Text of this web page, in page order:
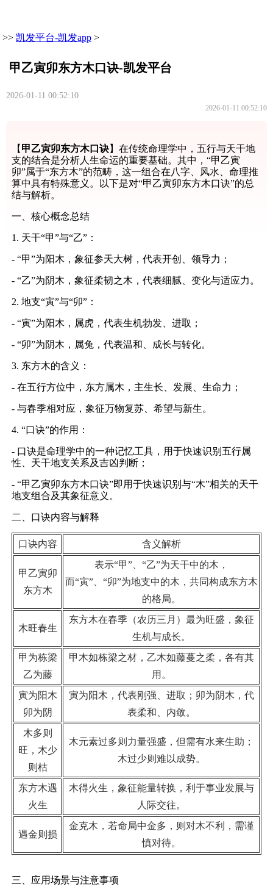
>> 凯发平台-凯发app >
甲乙寅卯东方木口诀-凯发平台
2026-01-11 00:52:10
2026-01-11 00:52:10
【 甲乙寅卯东方木口诀】在传统命理学中，五行与天干地
支的结合是分析人生命运的重要基础。其中，“甲乙寅
卯”属于“东方木”的范畴，这一组合在八字、风水、命理推
算中具有特殊意义。以下是对“甲乙寅卯东方木口诀”的总
结与解析。
一、核心概念总结
1. 天干“甲”与“乙”：
- “甲”为阳木，象征参天大树，代表开创、领导力；
- “乙”为阴木，象征柔韧之木，代表细腻、变化与适应力。
2. 地支“寅”与“卯”：
- “寅”为阳木，属虎，代表生机勃发、进取；
- “卯”为阴木，属兔，代表温和、成长与转化。
3. 东方木的含义：
- 在五行方位中，东方属木，主生长、发展、生命力；
- 与春季相对应，象征万物复苏、希望与新生。
4. “口诀”的作用：
- 口诀是命理学中的一种记忆工具，用于快速识别五行属
性、天干地支关系及吉凶判断；
- “甲乙寅卯东方木口诀”即用于快速识别与“木”相关的天干
地支组合及其象征意义。
二、口诀内容与解释
口诀内容 含义解析
甲乙寅卯
东方木
表示“甲”、“乙”为天干中的木，
而“寅”、“卯”为地支中的木，共同构成东方木
的格局。
木旺春生
东方木在春季（农历三月）最为旺盛，象征
生机与成长。
甲为栋梁
乙为藤
甲木如栋梁之材，乙木如藤蔓之柔，各有其
用。
寅为阳木
卯为阴
寅为阳木，代表刚强、进取；卯为阴木，代
表柔和、内敛。
木多则
旺，木少
则枯
木元素过多则力量强盛，但需有水来生助；
木过少则难以成势。
东方木遇
火生
木得火生，象征能量转换，利于事业发展与
人际交往。
遇金则损
金克木，若命局中金多，则对木不利，需谨
慎对待。
三、应用场景与注意事项